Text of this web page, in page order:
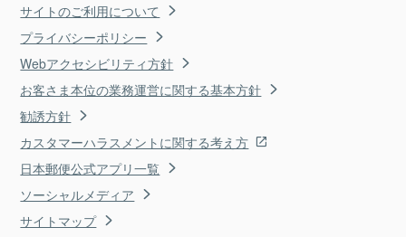
サイトのご利用について
プライバシーポリシー
Webアクセシビリティ方針
お客さま本位の業務運営に関する基本方針
勧誘方針
カスタマーハラスメントに関する考え方
日本郵便公式アプリ一覧
ソーシャルメディア
サイトマップ